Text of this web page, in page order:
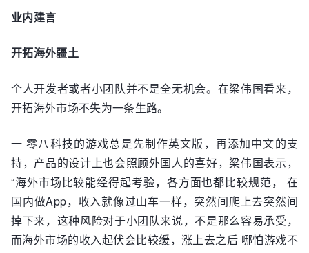
业内建言
开拓海外疆土
个人开发者或者小团队并不是全无机会。在梁伟国看来，
开拓海外市场不失为一条生路。
一 零八科技的游戏总是先制作英文版，再添加中文的支
持，产品的设计上也会照顾外国人的喜好，梁伟国表示，
“海外市场比较能经得起考验，各方面也都比较规范， 在
国内做App，收入就像过山车一样，突然间爬上去突然间
掉下来，这种风险对于小团队来说，不是那么容易承受，
而海外市场的收入起伏会比较缓，涨上去之后 哪怕游戏不